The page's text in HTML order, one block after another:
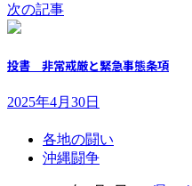
次の記事
投書 非常戒厳と緊急事態条項
2025年4月30日
各地の闘い
沖縄闘争